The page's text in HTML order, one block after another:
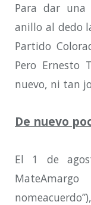
Para dar una
anillo al dedo
Partido
Pero Ernesto
nuevo, ni tan
De nuevo
El 1 de